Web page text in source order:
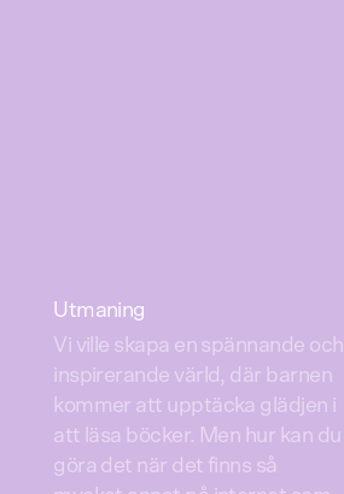
Utmaning
Vi ville skapa en spännande och
inspirerande värld, där barnen
kommer att upptäcka glädjen i
att läsa böcker. Men hur kan du
göra det när det finns så